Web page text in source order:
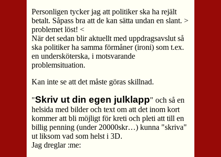
Personligen tycker jag att politiker ska ha rejält
betalt. Såpass bra att de kan sätta undan en slant. >
problemet löst! <
När det sedan blir aktuellt med uppdragsavslut så
ska politiker ha samma förmåner (ironi) som t.ex.
en undersköterska, i motsvarande
problemsituation.
Kan inte se att det måste göras skillnad.
"Skriv ut din egen julklapp" och så en
helsida med bilder och text om att det inom kort
kommer att bli möjligt för kreti och pleti att till en
billig penning (under 20000skr…) kunna "skriva"
ut liksom vad som helst i 3D.
Jag dreglar :me: